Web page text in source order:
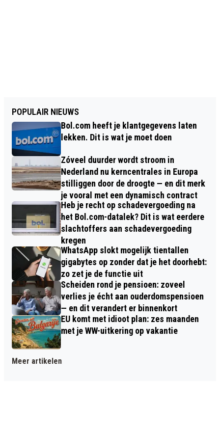
POPULAIR NIEUWS
Bol.com heeft je klantgegevens laten
lekken. Dit is wat je moet doen
Zóveel duurder wordt stroom in
Nederland nu kerncentrales in Europa
stilliggen door de droogte — en dit merk
je vooral met een dynamisch contract
Heb je recht op schadevergoeding na
het Bol.com-datalek? Dit is wat eerdere
slachtoffers aan schadevergoeding
kregen
WhatsApp slokt mogelijk tientallen
gigabytes op zonder dat je het doorhebt:
zo zet je de functie uit
Scheiden rond je pensioen: zoveel
verlies je écht aan ouderdomspensioen
— en dit verandert er binnenkort
EU komt met idioot plan: zes maanden
met je WW-uitkering op vakantie
Meer artikelen